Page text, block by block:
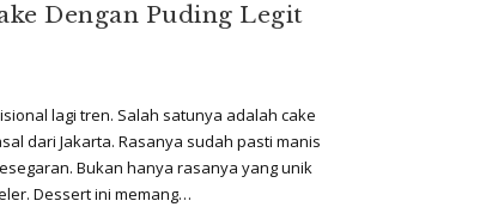
Dengan Puding Legit
lagi tren. Salah satunya adalah cake
dari Jakarta. Rasanya sudah pasti manis
Bukan hanya rasanya yang unik
Dessert ini memang…